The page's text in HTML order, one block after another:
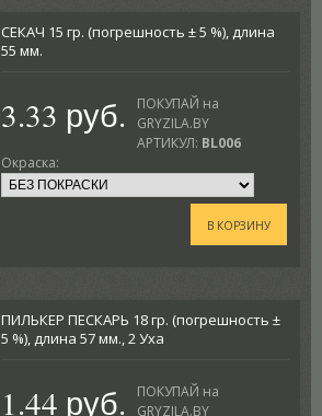
СЕКАЧ 15 гр. (погрешность ± 5 %), длина
55 мм.
3.33 руб.
ПОКУПАЙ на
GRYZILA.BY
АРТИКУЛ: BL006
Окраска:
В КОРЗИНУ
ПИЛЬКЕР ПЕСКАРЬ 18 гр. (погрешность ±
5 %), длина 57 мм., 2 Уха
1.44 руб.
ПОКУПАЙ на
GRYZILA.BY